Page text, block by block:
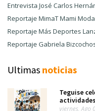
Entrevista José Carlos
Reportaje MimaT Mami
Reportaje Más Deportes
Reportaje Gabriela
Ultimas noticias
Teguise
viernes, Ago